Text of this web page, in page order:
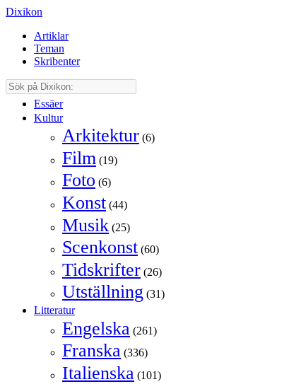
Dixikon
Artiklar
Teman
Skribenter
Essäer
Kultur
Arkitektur (6)
Film (19)
Foto (6)
Konst (44)
Musik (25)
Scenkonst (60)
Tidskrifter (26)
Utställning (31)
Litteratur
Engelska (261)
Franska (336)
Italienska (101)